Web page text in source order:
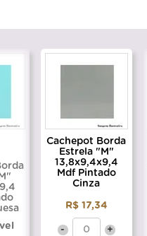
Cachepot Borda
Estrela "M"
13,8x9,4x9,4
Mdf Pintado
Cinza
R$ 17,34
- +